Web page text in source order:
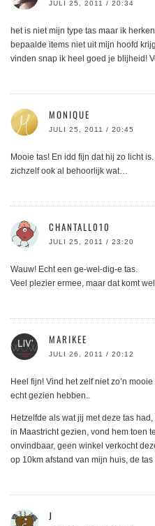
JULI 25, 2011 / 20:34
het is niet mijn type tas maar ik
bepaalde items niet uit mijn hoofd
vinden snap ik heel goed je blijheid!
MONIQUE
JULI 25, 2011 / 20:45
Mooie tas! En idd fijn dat hij zo licht
zichzelf ook al behoorlijk wat…
CHANTALL010
JULI 25, 2011 / 23:20
Wauw! Echt een ge-wel-dig-e tas.
Veel plezier ermee, maar dat komt
MARIKEE
JULI 26, 2011 / 20:12
Heel fijn! Vind het zelf niet zo’n
echt gezien hebben..
Hetzelfde als wat jij met deze tas
in Maastricht gezien, vond hem toen
onvindbaar, geen winkel verkocht
op 10km afstand van mijn huis, de
J